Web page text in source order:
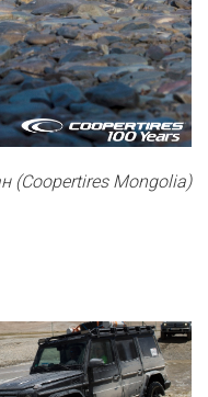
(Coopertires Mongolia)